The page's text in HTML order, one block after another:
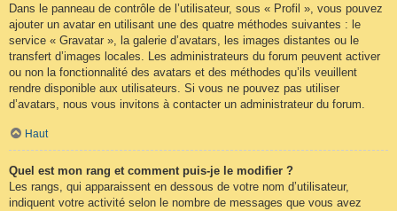
Dans le panneau de contrôle de l’utilisateur, sous « Profil », vous pouvez
ajouter un avatar en utilisant une des quatre méthodes suivantes : le
service « Gravatar », la galerie d’avatars, les images distantes ou le
transfert d’images locales. Les administrateurs du forum peuvent activer
ou non la fonctionnalité des avatars et des méthodes qu’ils veuillent
rendre disponible aux utilisateurs. Si vous ne pouvez pas utiliser
d’avatars, nous vous invitons à contacter un administrateur du forum.
Haut
Quel est mon rang et comment puis-je le modifier ?
Les rangs, qui apparaissent en dessous de votre nom d’utilisateur,
indiquent votre activité selon le nombre de messages que vous avez